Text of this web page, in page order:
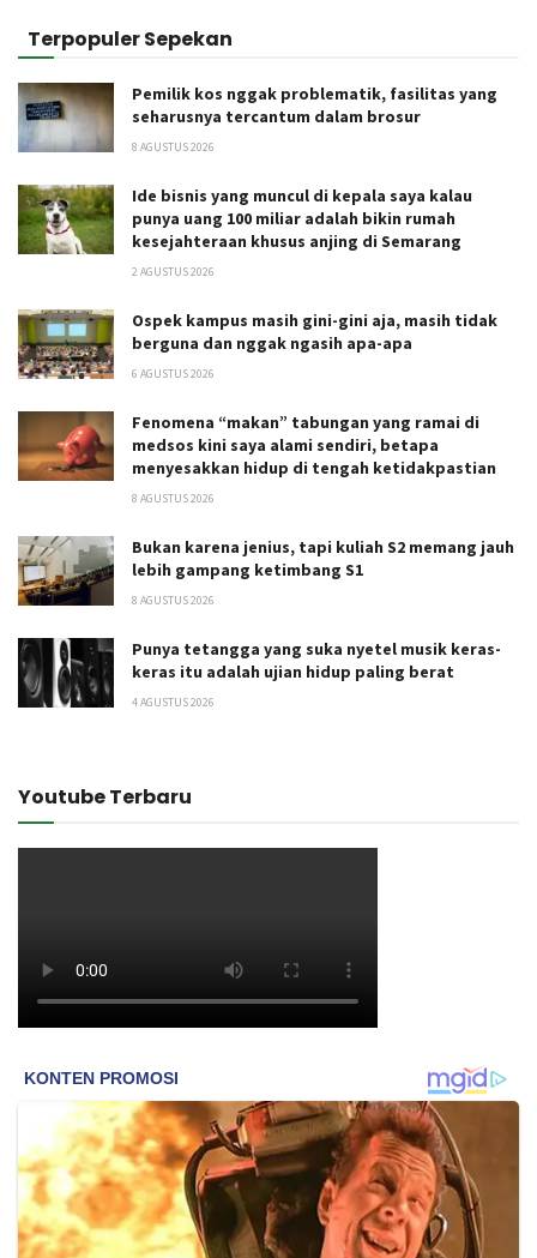
Terpopuler Sepekan
Pemilik kos nggak problematik, fasilitas yang
seharusnya tercantum dalam brosur
8 AGUSTUS 2026
Ide bisnis yang muncul di kepala saya kalau
punya uang 100 miliar adalah bikin rumah
kesejahteraan khusus anjing di Semarang
2 AGUSTUS 2026
Ospek kampus masih gini-gini aja, masih tidak
berguna dan nggak ngasih apa-apa
6 AGUSTUS 2026
Fenomena “makan” tabungan yang ramai di
medsos kini saya alami sendiri, betapa
menyesakkan hidup di tengah ketidakpastian
8 AGUSTUS 2026
Bukan karena jenius, tapi kuliah S2 memang jauh
lebih gampang ketimbang S1
8 AGUSTUS 2026
Punya tetangga yang suka nyetel musik keras-
keras itu adalah ujian hidup paling berat
4 AGUSTUS 2026
Youtube Terbaru